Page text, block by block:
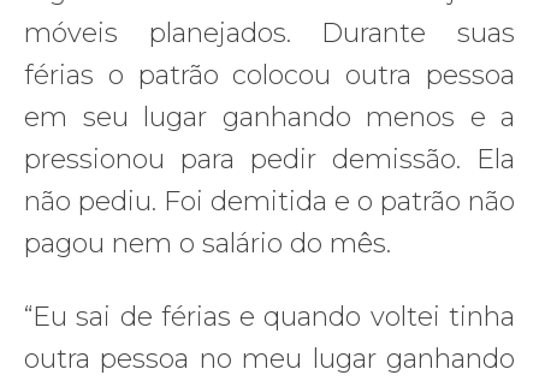
móveis planejados. Durante suas
férias o patrão colocou outra pessoa
em seu lugar ganhando menos e a
pressionou para pedir demissão. Ela
não pediu. Foi demitida e o patrão não
pagou nem o salário do mês.
“Eu sai de férias e quando voltei tinha
outra pessoa no meu lugar ganhando